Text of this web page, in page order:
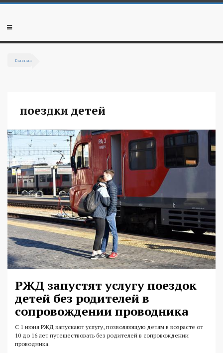
Перейти к основному содержанию
Мобильное
Главная
поездки детей
РЖД запустят услугу поездок
детей без родителей в
сопровождении проводника
С 1 июня РЖД запускают услугу, позволяющую детям в возрасте от
10 до 16 лет путешествовать без родителей в сопровождении
проводника.